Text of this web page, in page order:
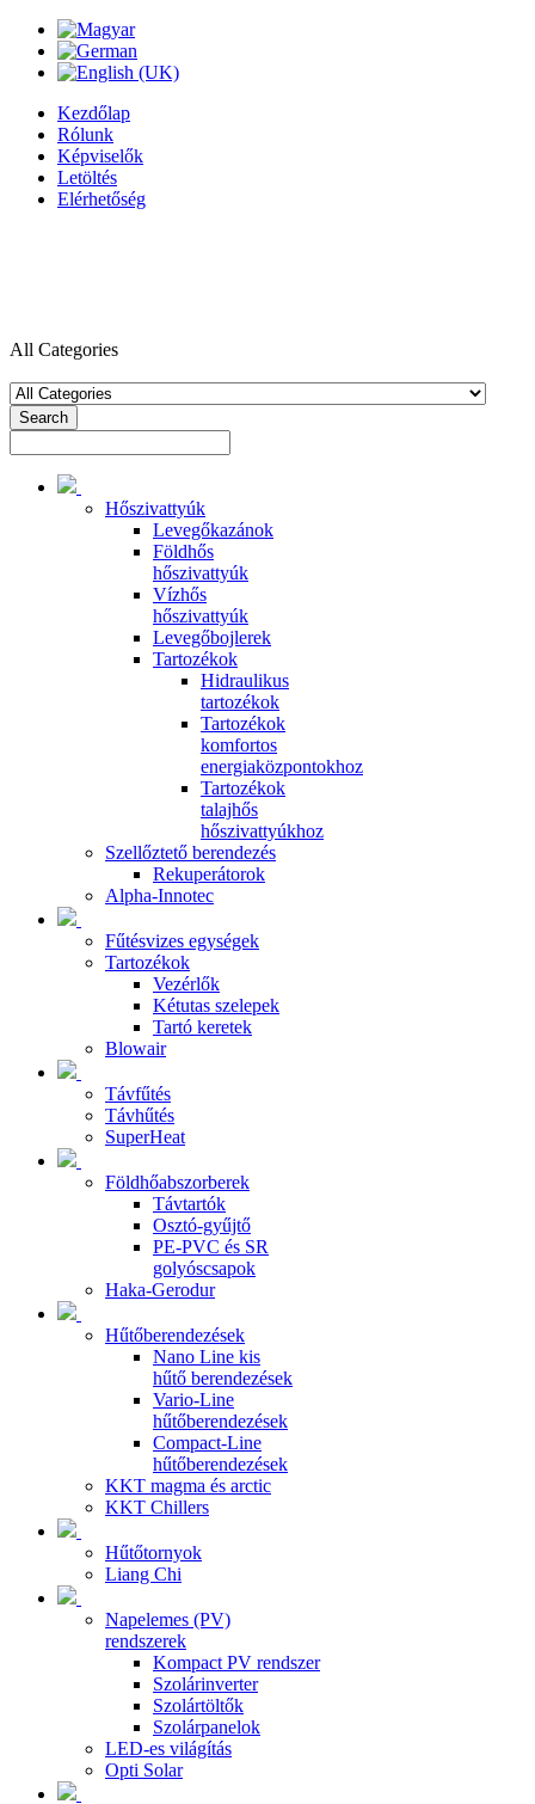
Kezdőlap
Rólunk
Képviselők
Letöltés
Elérhetőség
All Categories
Search
Hőszivattyúk
Levegőkazánok
Földhős
hőszivattyúk
Vízhős
hőszivattyúk
Levegőbojlerek
Tartozékok
Hidraulikus
tartozékok
Tartozékok
komfortos
energiaközpontokhoz
Tartozékok
talajhős
hőszivattyúkhoz
Szellőztető berendezés
Rekuperátorok
Alpha-Innotec
Fűtésvizes egységek
Tartozékok
Vezérlők
Kétutas szelepek
Tartó keretek
Blowair
Távfűtés
Távhűtés
SuperHeat
Földhőabszorberek
Távtartók
Osztó-gyűjtő
PE-PVC és SR
golyóscsapok
Haka-Gerodur
Hűtőberendezések
Nano Line kis
hűtő berendezések
Vario-Line
hűtőberendezések
Compact-Line
hűtőberendezések
KKT magma és arctic
KKT Chillers
Hűtőtornyok
Liang Chi
Napelemes (PV)
rendszerek
Kompact PV rendszer
Szolárinverter
Szolártöltők
Szolárpanelok
LED-es világítás
Opti Solar